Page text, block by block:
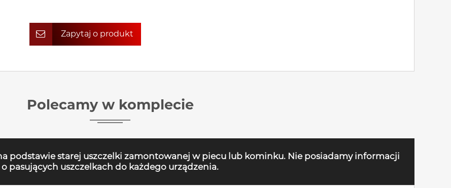
Zapytaj o produkt
Polecamy w komplecie
podstawie starej uszczelki zamontowanej w piecu lub kominku. Nie posiadamy informacji
o pasujących uszczelkach do każdego urządzenia.